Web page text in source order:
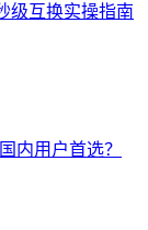
级互换实操指南
内用户首选？